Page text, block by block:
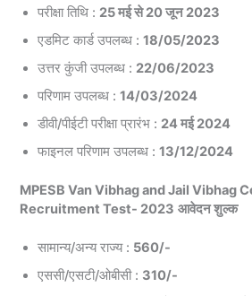
परीक्षा तिथि : 25 मई से 20 जून 2023
एडमिट कार्ड उपलब्ध :18/05/2023
उत्तर कुंजी उपलब्ध : 22/06/2023
परिणाम उपलब्ध :14/03/2024
डीवी/पीईटी परीक्षा प्रारंभ : 24 मई 2024
फाइनल परिणाम उपलब्ध :13/12/2024
MPESB Van Vibhag and Jail Vibhag
Recruitment Test- 2023 आवेदन शुल्क
सामान्य/अन्य राज्य : 560/-
एससी/एसटी/ओबीसी : 310/-